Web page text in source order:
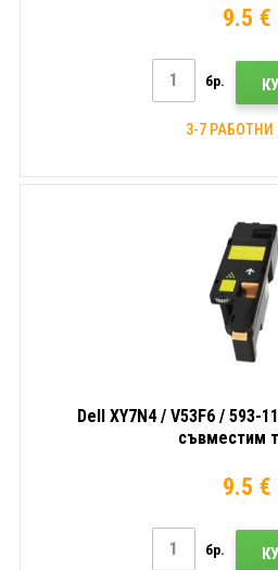
9.5 €
бр.
3-7 РАБОТНИ
Dell XY7N4 / V53F6 / 593-
съвместим
9.5 €
бр.